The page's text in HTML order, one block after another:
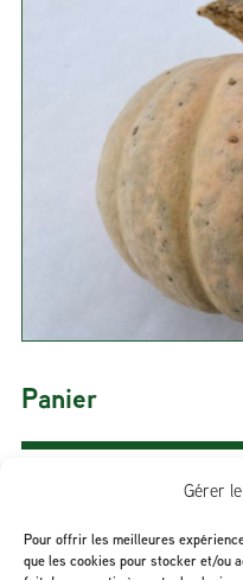
Gérer
Pour offrir les meilleures
que les cookies pour stocker et/ou
Panier